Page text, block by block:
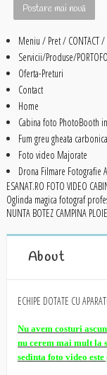
Postare mai nouă
Meniu / Pret / CONTACT
Servicii/Produse/
Oferta-Preturi
Contact
Home
Cabina foto PhotoBooth
Fum greu gheata
Foto video Majorate
Drona Filmare Fotografie
ESANAT.RO FOTO VIDEO
Oglinda magica fotograf
NUNTA BOTEZ CAMPINA
About
ECHIPE DOTATE CU
Nu avem costuri
nu cerem mai mult la
sedinta foto video